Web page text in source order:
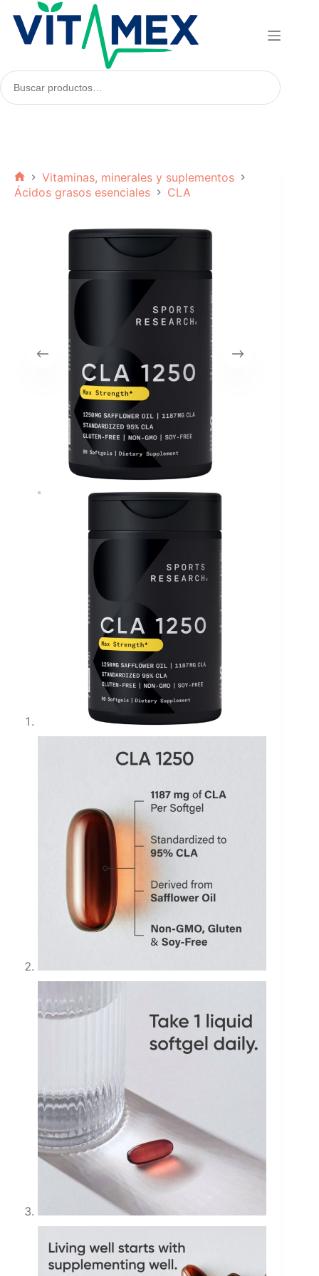
contenido
Buscar
productos:
Inicio
Vitaminas, minerales y suplementos
Ácidos grasos esenciales
CLA